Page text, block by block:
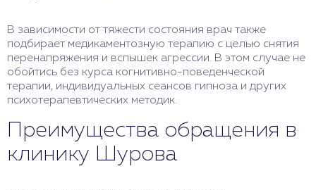
В зависимости от тяжести состояния врач также
подбирает медикаментозную терапию с целью снятия
перенапряжения и вспышек агрессии. В этом случае не
обойтись без курса когнитивно-поведенческой
терапии, индивидуальных сеансов гипноза и других
психотерапевтических методик.
Преимущества обращения в
клинику Шурова